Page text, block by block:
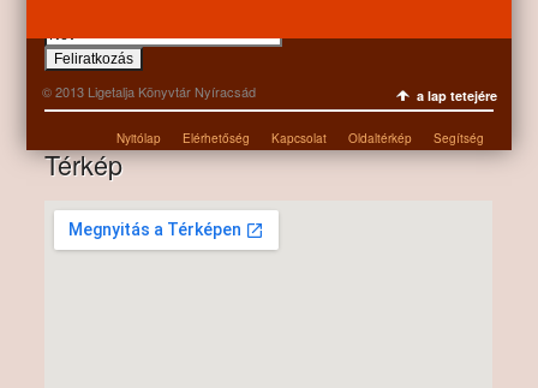
Térkép
© 2013 Ligetalja Könyvtár Nyíracsád a lap tetejére
Nyitólap Elérhetőség Kapcsolat Oldaltérkép Segítség